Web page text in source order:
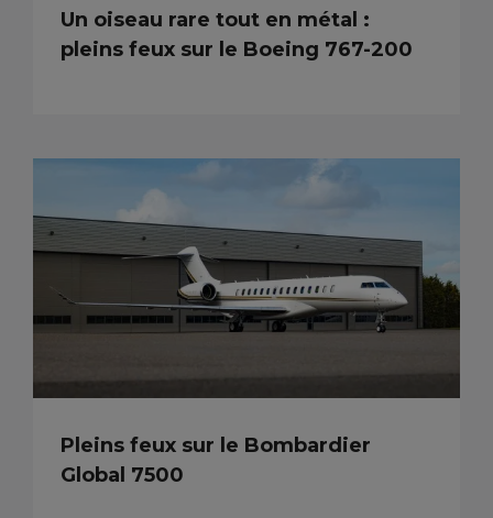
Un oiseau rare tout en métal :
pleins feux sur le Boeing 767-200
Pleins feux sur le Bombardier
Global 7500